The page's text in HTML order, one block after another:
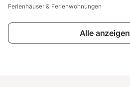
Ferienhäuser & Ferienwohnungen
Alle anzeigen